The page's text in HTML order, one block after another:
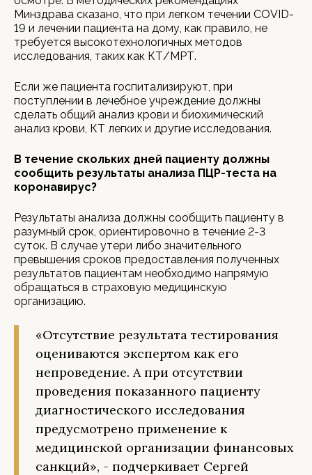
Минздрава сказано, что при легком течении COVID-
19 и лечении пациента на дому, как правило, не
требуется высокотехнологичных методов
исследования, таких как КТ/МРТ.
Если же пациента госпитализируют, при
поступлении в лечебное учреждение должны
сделать общий анализ крови и биохимический
анализ крови, КТ легких и другие исследования.
В течение скольких дней пациенту должны
сообщить результаты анализа ПЦР-теста на
коронавирус?
Результаты анализа должны сообщить пациенту в
разумный срок, ориентировочно в течение 2-3
суток. В случае утери либо значительного
превышения сроков предоставления полученных
результатов пациентам необходимо напрямую
обращаться в страховую медицинскую
организацию.
«Отсутствие результата тестирования
оцениваются экспертом как его
непроведение. А при отсутствии
проведения показанного пациенту
диагностического исследования
предусмотрено применение к
медицинской организации финансовых
санкций», - подчеркивает Сергей